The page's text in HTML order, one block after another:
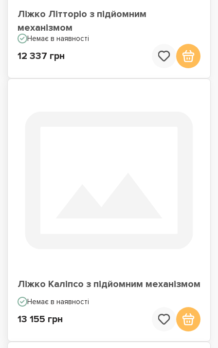
Ліжко Літторіо з підйомним
механізмом
Немає в наявності
12 337 грн
Ліжко Каліпсо з підйомним механізмом
Немає в наявності
13 155 грн